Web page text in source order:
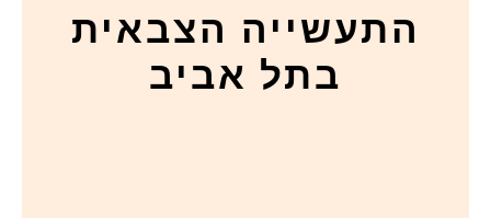
התעשייה הצבאית
בתל אביב